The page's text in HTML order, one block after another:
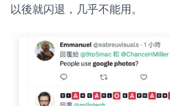
以後就闪退，几乎不能用。